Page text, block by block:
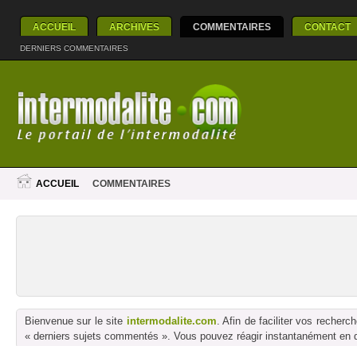
ACCUEIL ARCHIVES COMMENTAIRES CONTACT
DERNIERS COMMENTAIRES
ACCUEIL COMMENTAIRES
Bienvenue sur le site intermodalite.com. Afin de faciliter vos
« derniers sujets commentés ». Vous pouvez réagir instantanément